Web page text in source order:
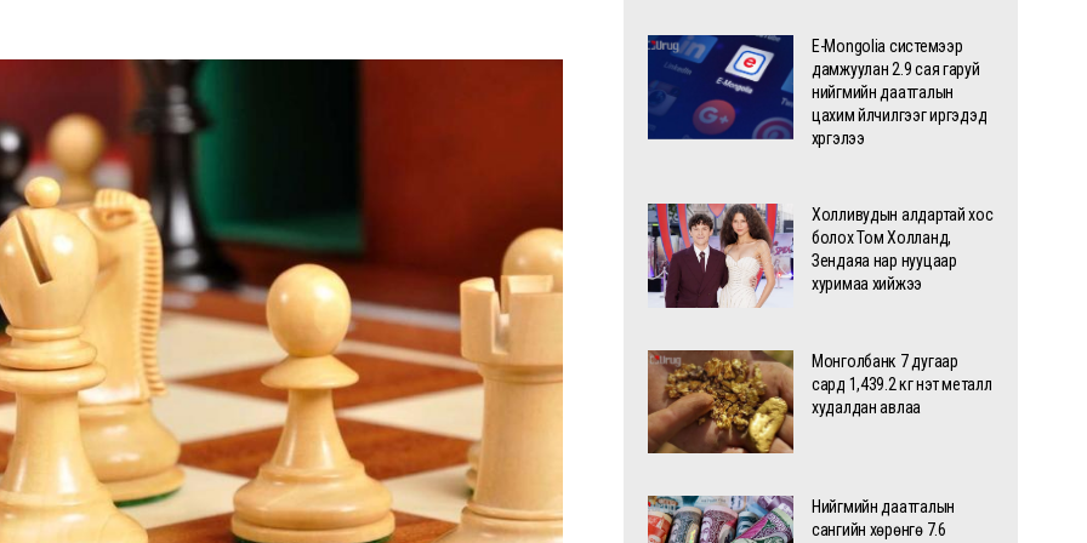
E-Mongolia системээр
дамжуулан 2.9 сая гаруй
нийгмийн даатгалын
цахим үйлчилгээг иргэдэд
хүргэлээ
Холливудын алдартай хос
болох Том Холланд,
Зендаяа нар нууцаар
хуримаа хийжээ
Монголбанк 7 дугаар
сард 1,439.2 кг үнэт металл
худалдан авлаа
Нийгмийн даатгалын
сангийн хөрөнгө 7.6